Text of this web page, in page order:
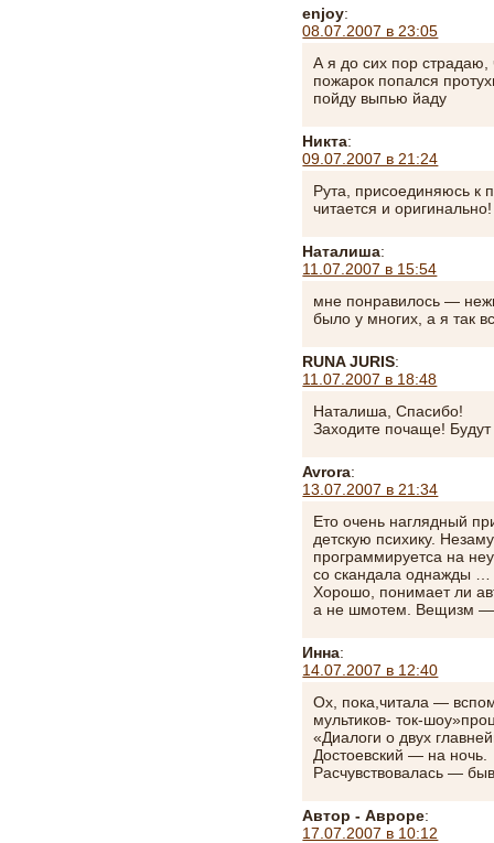
enjoy:
08.07.2007 в 23:05
А я до сих пор страдаю,
пожарок попался
пойду выпью йаду
Никта:
09.07.2007 в 21:24
Рута, присоединяюсь к
читается и оригинально!
Наталиша:
11.07.2007 в 15:54
мне понравилось —
было у многих, а я так
RUNA JURIS:
11.07.2007 в 18:48
Наталиша, Спасибо!
Заходите почаще!
Avrora:
13.07.2007 в 21:34
Ето очень наглядный
детскую психику.
программируетса на
со скандала однажды …
Хорошо, понимает ли
а не шмотем. Вещизм —
Инна:
14.07.2007 в 12:40
Ох, пока,читала —
мультиков- ток-
«Диалоги о двух
Достоевский — на ночь.
Расчувствовалась —
Автор - Авроре:
17.07.2007 в 10:12